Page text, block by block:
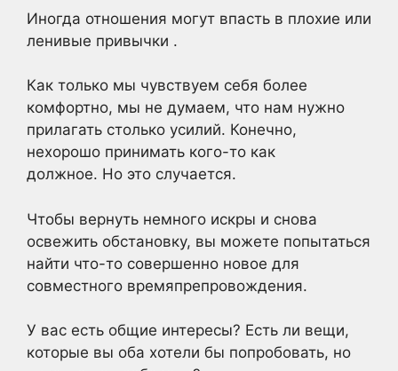
Иногда отношения могут впасть в плохие или
ленивые привычки .
Как только мы чувствуем себя более
комфортно, мы не думаем, что нам нужно
прилагать столько усилий. Конечно,
нехорошо принимать кого-то как
должное. Но это случается.
Чтобы вернуть немного искры и снова
освежить обстановку, вы можете попытаться
найти что-то совершенно новое для
совместного времяпрепровождения.
У вас есть общие интересы? Есть ли вещи,
которые вы оба хотели бы попробовать, но